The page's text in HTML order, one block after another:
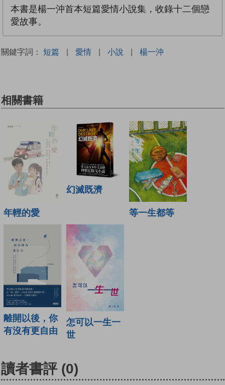
本書是楊一沖首本短篇愛情小說集，收錄十二個戀
愛故事。
關鍵字詞： 短篇 | 愛情 | 小說 | 楊一沖
相關書籍
年輕的愛
幻滅既濟
等一生都等
離開以後，你
有沒有更自由
怎可以一生一
世
讀者書評 (0)